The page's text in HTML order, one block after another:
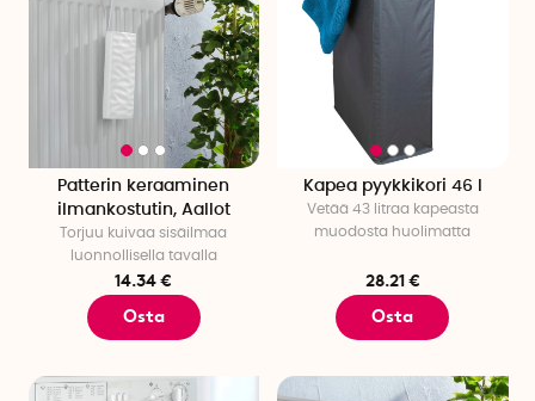
Patterin keraaminen
ilmankostutin, Aallot
Torjuu kuivaa sisäilmaa
luonnollisella tavalla
14.34 €
Osta
Kapea pyykkikori 46 l
Vetää 43 litraa kapeasta
muodosta huolimatta
28.21 €
Osta